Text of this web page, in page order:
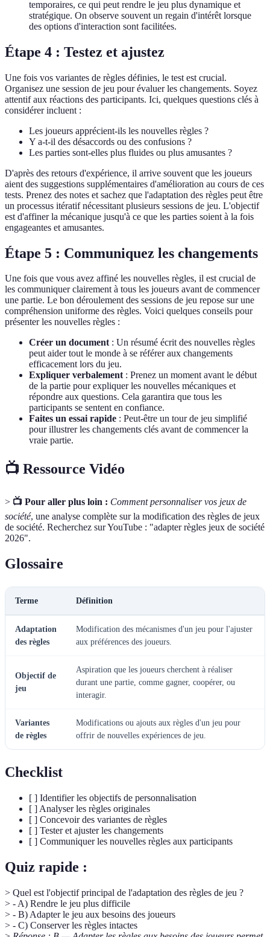
temporaires, ce qui peut rendre le jeu plus dynamique et
stratégique. On observe souvent un regain d'intérêt lorsque
des options d'interaction sont facilitées.
Étape 4 : Testez et ajustez
Une fois vos variantes de règles définies, le test est crucial.
Organisez une session de jeu pour évaluer les changements. Soyez
attentif aux réactions des participants. Ici, quelques questions clés à
considérer incluent :
Les joueurs apprécient-ils les nouvelles règles ?
Y a-t-il des désaccords ou des confusions ?
Les parties sont-elles plus fluides ou plus amusantes ?
D'après des retours d'expérience, il arrive souvent que les joueurs
aient des suggestions supplémentaires d'amélioration au cours de ces
tests. Prenez des notes et sachez que l'adaptation des règles peut être
un processus itératif nécessitant plusieurs sessions de jeu. L'objectif
est d'affiner la mécanique jusqu'à ce que les parties soient à la fois
engageantes et amusantes.
Étape 5 : Communiquez les changements
Une fois que vous avez affiné les nouvelles règles, il est crucial de
les communiquer clairement à tous les joueurs avant de commencer
une partie. Le bon déroulement des sessions de jeu repose sur une
compréhension uniforme des règles. Voici quelques conseils pour
présenter les nouvelles règles :
Créer un document: Un résumé écrit des nouvelles règles
peut aider tout le monde à se référer aux changements
efficacement lors du jeu.
Expliquer verbalement: Prenez un moment avant le début
de la partie pour expliquer les nouvelles mécaniques et
répondre aux questions. Cela garantira que tous les
participants se sentent en confiance.
Faites un essai rapide : Peut-être un tour de jeu simplifié
pour illustrer les changements clés avant de commencer la
vraie partie.
📺 Ressource Vidéo
> 📺 Pour aller plus loin : Comment personnaliser vos jeux de
société, une analyse complète sur la modification des règles de jeux
de société. Recherchez sur YouTube : "adapter règles jeux de société
2026".
Glossaire
Terme Définition
Adaptation
des règles
Modification des mécanismes d'un jeu pour l'ajuster
aux préférences des joueurs.
Objectif de
jeu
Aspiration que les joueurs cherchent à réaliser
durant une partie, comme gagner, coopérer, ou
interagir.
Variantes
de règles
Modifications ou ajouts aux règles d'un jeu pour
offrir de nouvelles expériences de jeu.
Checklist
[ ] Identifier les objectifs de personnalisation
[ ] Analyser les règles originales
[ ] Concevoir des variantes de règles
[ ] Tester et ajuster les changements
[ ] Communiquer les nouvelles règles aux participants
Quiz rapide :
> Quel est l'objectif principal de l'adaptation des règles de jeu ?
> - A) Rendre le jeu plus difficile
> - B) Adapter le jeu aux besoins des joueurs
> - C) Conserver les règles intactes